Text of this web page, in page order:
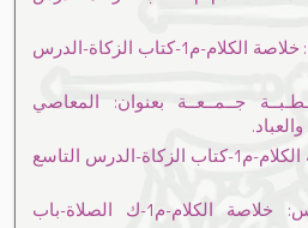
الدروس: خلاصة الكلام-م1-كتاب الزكاة-الدرس
جــمــعــة بعنوان: المعاصي
الدروس: خلاصة الكلام-م1-كتاب الزكاة-الدرس التاسع
الدروس: خلاصة الكلام-م1-ك الصلاة-باب